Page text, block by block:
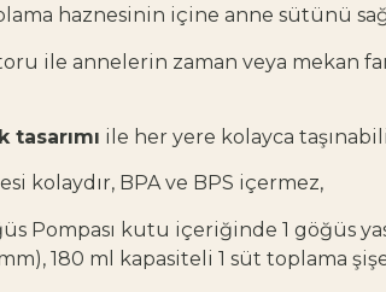
haznesinin içine anne sütünü
ile annelerin zaman veya mekan
ile her yere kolayca
kolaydır, BPA ve BPS içermez,
Pompası kutu içeriğinde 1 göğüs
180 ml kapasiteli 1 süt toplama